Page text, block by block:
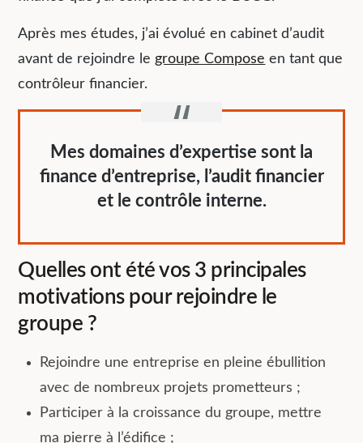
Après mes études, j’ai évolué en cabinet d’audit
avant de rejoindre le groupe Compose en tant que
contrôleur financier.
Mes domaines d’expertise sont la
finance d’entreprise, l’audit financier
et le contrôle interne.
Quelles ont été vos 3 principales
motivations pour rejoindre le
groupe ?
Rejoindre une entreprise en pleine ébullition
avec de nombreux projets prometteurs ;
Participer à la croissance du groupe, mettre
ma pierre à l’édifice ;